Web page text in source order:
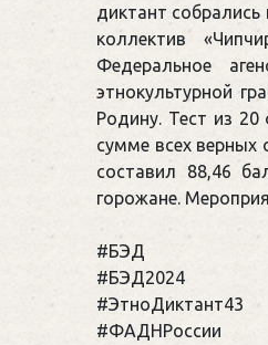
диктант
коллектив
Федеральное
этнокультурной
Родину. Тест из
сумме всех
составил 88,46
горожане.
#БЭД
#БЭД2024
#ЭтноДиктант43
#ФАДНРоссии